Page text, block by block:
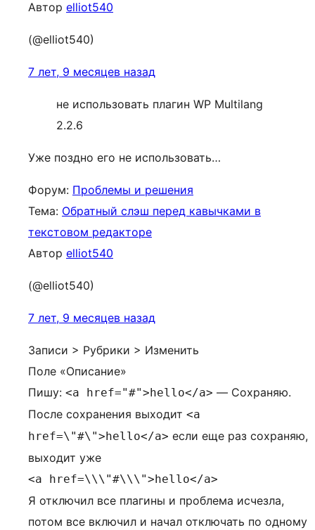
Автор elliot540
(@elliot540)
7 лет, 9 месяцев назад
не использовать плагин WP Multilang
2.2.6
Уже поздно его не использовать…
Форум: Проблемы и решения
Тема: Обратный слэш перед кавычками в
текстовом редакторе
Автор elliot540
(@elliot540)
7 лет, 9 месяцев назад
Записи > Рубрики > Изменить
Поле «Описание»
Пишу: <a href="#">hello</a> — Сохраняю.
После сохранения выходит <a
href=\"#\">hello</a> если еще раз сохраняю,
выходит уже
<a href=\\\"#\\\">hello</a>
Я отключил все плагины и проблема исчезла,
потом все включил и начал отключать по одному